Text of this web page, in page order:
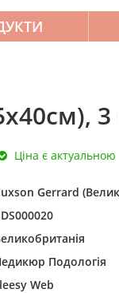
Ціна є актуальною
Gerrard
Подологія
Web